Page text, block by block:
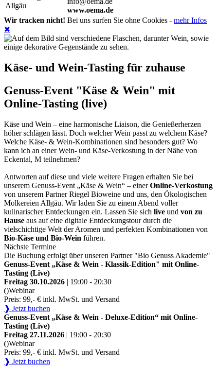
Allgäu
www.oema.de
Wir tracken nicht! Bei uns surfen Sie ohne Cookies - mehr Infos
✖
Käse- und Wein-Tasting für zuhause
Genuss-Event "Käse & Wein" mit
Online-Tasting (live)
Käse und Wein – eine harmonische Liaison, die Genießerherzen
höher schlägen lässt. Doch welcher Wein passt zu welchem Käse?
Welche Käse- & Wein-Kombinationen sind besonders gut? Wo
kann ich an einer Wein- und Käse-Verkostung in der Nähe von
Eckental, M teilnehmen?
Antworten auf diese und viele weitere Fragen erhalten Sie bei
unserem Genuss-Event „Käse & Wein“ – einerOnline-Verkostung
von unserem Partner Riegel Bioweine und uns, den Ökologischen
Molkereien Allgäu. Wir laden Sie zu einem Abend voller
kulinarischer Entdeckungen ein. Lassen Sie sich live und von zu
Hause aus auf eine digitale Entdeckungstour durch die
vielschichtige Welt der Aromen und perfekten Kombinationen von
Bio-Käse und Bio-Wein führen.
Nächste Termine
Die Buchung erfolgt über unseren Partner "Bio Genuss Akademie"
Genuss-Event „Käse & Wein - Klassik-Edition" mit Online-
Tasting (Live)
Freitag 30.10.2026 | 19:00 - 20:30
()Webinar
Preis: 99,- € inkl. MwSt. und Versand
❱ Jetzt buchen
Genuss-Event „Käse & Wein - Deluxe-Edition“ mit Online-
Tasting (Live)
Freitag 27.11.2026 | 19:00 - 20:30
()Webinar
Preis: 99,- € inkl. MwSt. und Versand
❱ Jetzt buchen